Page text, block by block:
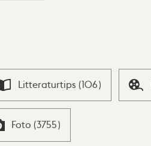
Litteraturtips (106)
Foto (3755)